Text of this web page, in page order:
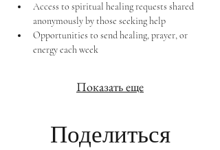
Access to spiritual healing requests shared
anonymously by those seeking help
Opportunities to send healing, prayer, or
energy each week
Показать еще
Поделиться